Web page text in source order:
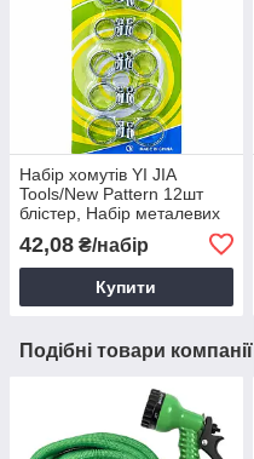
Набір хомутів YI JIA
Tools/New Pattern 12шт
блістер, Набір металевих
нержавіюча сталь.
42,08 ₴/набір
Купити
Подібні товари компанії